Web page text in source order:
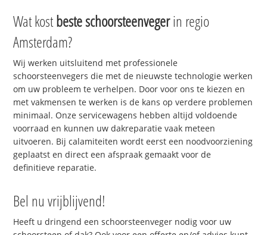
Wat kostbeste schoorsteenvegerin regio
Amsterdam?
Wij werken uitsluitend met professionele
schoorsteenvegers die met de nieuwste technologie werken
om uw probleem te verhelpen. Door voor ons te kiezen en
met vakmensen te werken is de kans op verdere problemen
minimaal. Onze servicewagens hebben altijd voldoende
voorraad en kunnen uw dakreparatie vaak meteen
uitvoeren. Bij calamiteiten wordt eerst een noodvoorziening
geplaatst en direct een afspraak gemaakt voor de
definitieve reparatie.
Bel nu vrijblijvend!
Heeft u dringend een schoorsteenveger nodig voor uw